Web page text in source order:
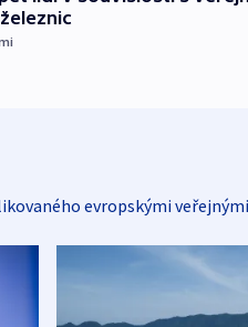
evropskými